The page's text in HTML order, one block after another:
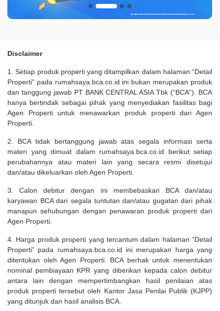
Disclaimer
1. Setiap produk properti yang ditampilkan dalam halaman “Detail
Properti" pada rumahsaya.bca.co.id ini bukan merupakan produk
dan tanggung jawab PT BANK CENTRAL ASIA Tbk (“BCA”). BCA
hanya bertindak sebagai pihak yang menyediakan fasilitas bagi
Agen Properti untuk menawarkan produk properti dari Agen
Properti.
2. BCA tidak bertanggung jawab atas segala informasi serta
materi yang dimuat dalam rumahsaya.bca.co.id berikut setiap
perubahannya atau materi lain yang secara resmi disetujui
dan/atau dikeluarkan oleh Agen Properti.
3. Calon debitur dengan ini membebaskan BCA dan/atau
karyawan BCA dari segala tuntutan dan/atau gugatan dari pihak
manapun sehubungan dengan penawaran produk properti dari
Agen Properti.
4. Harga produk properti yang tercantum dalam halaman “Detail
Properti” pada rumahsaya.bca.co.id ini merupakan harga yang
ditentukan oleh Agen Properti. BCA berhak untuk menentukan
nominal pembiayaan KPR yang diberikan kepada calon debitur
antara lain dengan mempertimbangkan hasil penilaian atas
produk properti tersebut oleh Kantor Jasa Penilai Publik (KJPP)
yang ditunjuk dan hasil analisis BCA.